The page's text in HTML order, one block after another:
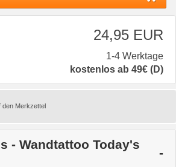
24,95 EUR
1-4 Werktage
kostenlos ab 49€ (D)
- Wandtattoo Today's